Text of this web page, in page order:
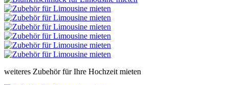
weiteres Zubehör für Ihre Hochzeit mieten